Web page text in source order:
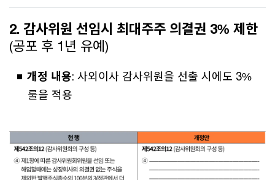
2. 감사위원 선임시 최대주주 의결권 3% 제한
(공포 후 1년 유예)
개정 내용: 사외이사 감사위원을 선출 시에도 3%
룰을 적용